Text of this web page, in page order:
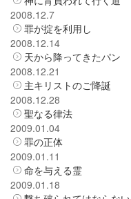
2008.12.7
罪が掟を利用し
2008.12.14
天から降ってきたパン
2008.12.21
主キリストのご降誕
2008.12.28
聖なる律法
2009.01.04
罪の正体
2009.01.11
命を与える霊
2009.01.18